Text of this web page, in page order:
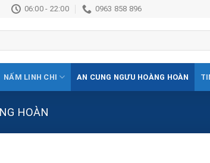
06:00 - 22:00 0963 858 896
NẤM LINH CHI AN CUNG NGƯU HOÀNG HOÀN
HOÀN